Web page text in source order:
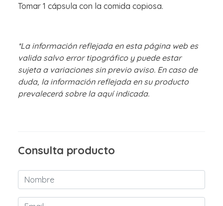
Tomar 1 cápsula con la comida copiosa.
*La información reflejada en esta página web es
valida salvo error tipográfico y puede estar
sujeta a variaciones sin previo aviso. En caso de
duda, la información reflejada en su producto
prevalecerá sobre la aquí indicada.
Consulta producto